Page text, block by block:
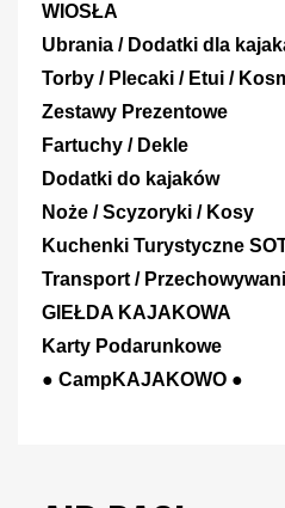
WIOSŁA
Ubrania / Dodatki dla
Torby / Plecaki / Etui /
Zestawy Prezentowe
Fartuchy / Dekle
Dodatki do kajaków
Noże / Scyzoryki / Kosy
Kuchenki Turystyczne
Transport /
GIEŁDA KAJAKOWA
Karty Podarunkowe
● CampKAJAKOWO ●